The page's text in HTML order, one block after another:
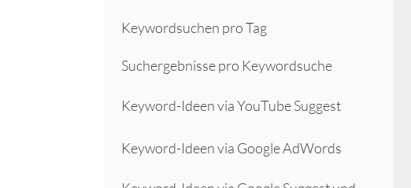
Keywordsuchen pro Tag
Suchergebnisse pro Keywordsuche
Keyword-Ideen via YouTube Suggest
Keyword-Ideen via Google AdWords